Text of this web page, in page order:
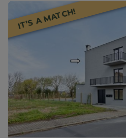
IT’S A MATCH!